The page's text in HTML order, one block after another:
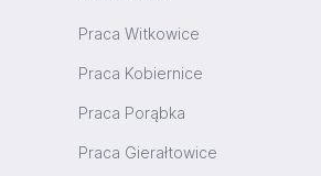
Praca Witkowice
Praca Kobiernice
Praca Porąbka
Praca Gierałtowice